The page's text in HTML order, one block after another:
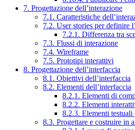
7. Progettazione dell’interazione
7.1. Caratteristiche
7.2. User stories per definire
7.2.1. Differenza tra
7.3. Flussi di interazione
7.4. Wireframe
7.5. Prototipi interattivi
8. Progettazione dell’interfaccia
8.1. Obiettivi dell’interfaccia
8.2. Elementi dell’interfaccia
8.2.1. Elementi di
8.2.2. Elementi
8.2.3. Elementi testuali
8.3. Progettare e costruire in